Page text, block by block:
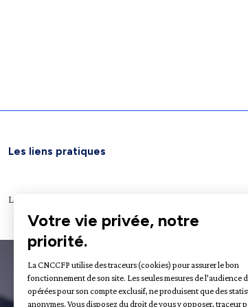
Les liens pratiques
Légifrance